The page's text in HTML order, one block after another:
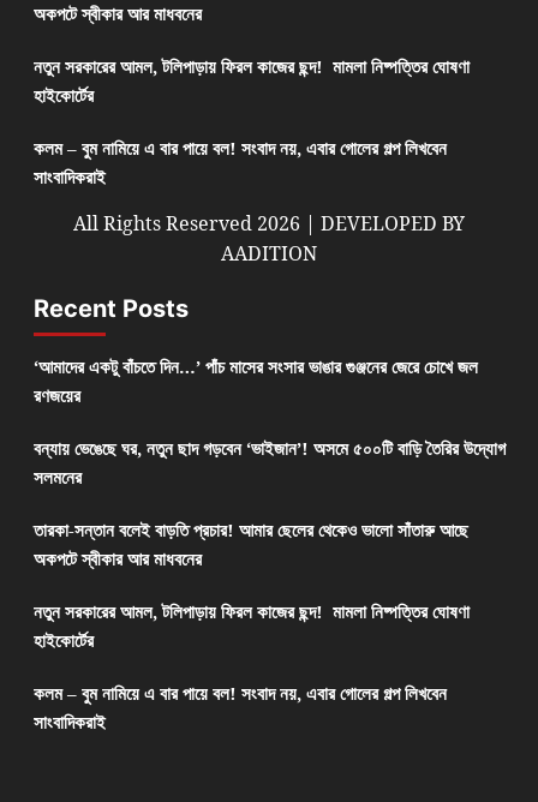
অকপটে স্বীকার আর মাধবনের
নতুন সরকারের আমল, টলিপাড়ায় ফিরল কাজের ছন্দ! মামলা নিষ্পত্তির ঘোষণা
হাইকোর্টের
কলম – বুম নামিয়ে এ বার পায়ে বল! সংবাদ নয়, এবার গোলের গল্প লিখবেন
সাংবাদিকরাই
All Rights Reserved 2026 | DEVELOPED BY
AADITION
Recent Posts
‘আমাদের একটু বাঁচতে দিন…’ পাঁচ মাসের সংসার ভাঙার গুঞ্জনের জেরে চোখে জল
রণজয়ের
বন্যায় ভেঙেছে ঘর, নতুন ছাদ গড়বেন ‘ভাইজান’! অসমে ৫০০টি বাড়ি তৈরির উদ্যোগ
সলমনের
তারকা-সন্তান বলেই বাড়তি প্রচার! আমার ছেলের থেকেও ভালো সাঁতারু আছে
অকপটে স্বীকার আর মাধবনের
নতুন সরকারের আমল, টলিপাড়ায় ফিরল কাজের ছন্দ! মামলা নিষ্পত্তির ঘোষণা
হাইকোর্টের
কলম – বুম নামিয়ে এ বার পায়ে বল! সংবাদ নয়, এবার গোলের গল্প লিখবেন
সাংবাদিকরাই